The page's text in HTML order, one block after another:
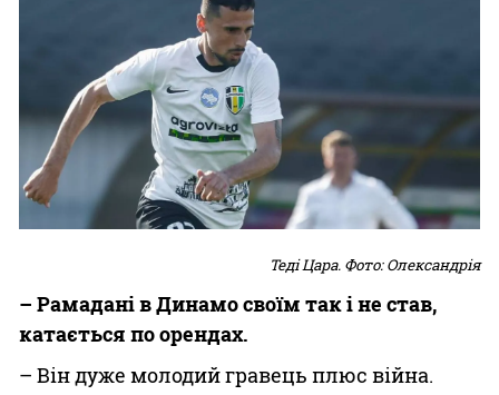
Теді Цара. Фото: Олександрія
– Рамадані в Динамо своїм так і не став,
катається по орендах.
– Він дуже молодий гравець плюс війна.